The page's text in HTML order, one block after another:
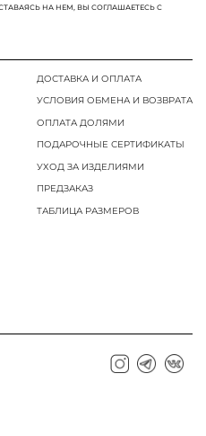
ДОСТАВКА И ОПЛАТА
УСЛОВИЯ ОБМЕНА И ВОЗВРАТА
ОПЛАТА ДОЛЯМИ
ПОДАРОЧНЫЕ СЕРТИФИКАТЫ
УХОД ЗА ИЗДЕЛИЯМИ
ПРЕДЗАКАЗ
ТАБЛИЦА РАЗМЕРОВ
НА НЕМ, ВЫ СОГЛАШАЕТЕСЬ С